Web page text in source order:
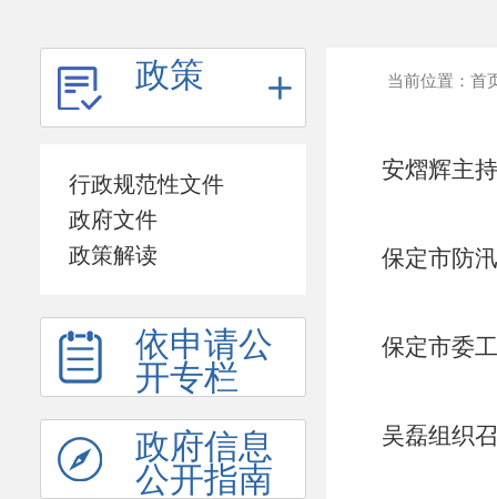
政策
行政规范性文件
政府文件
政策解读
依申请公
开专栏
政府信息
公开指南
当前位置： 首
安熠辉主
保定市防
保定市委
吴磊组织